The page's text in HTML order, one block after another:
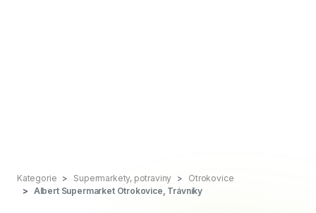
Kategorie Supermarkety, potraviny
Otrokovice
Albert Supermarket Otrokovice, Trávníky